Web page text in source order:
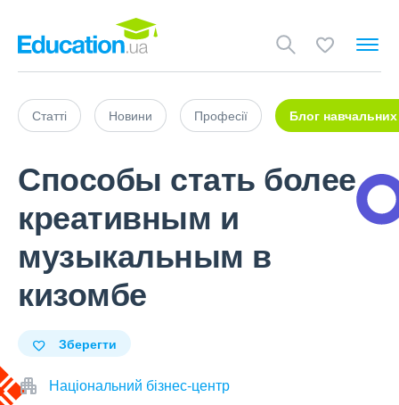
Статті Новини Професії Блог навчальних
Способы стать более
креативным и
музыкальным в
кизомбе
Зберегти
Національний бізнес-центр